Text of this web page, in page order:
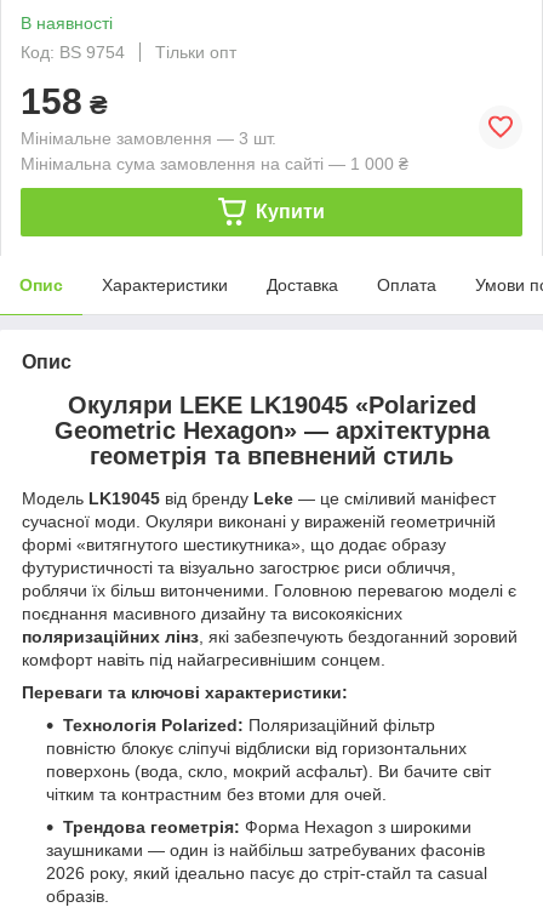
В наявності
Код: BS 9754
Тільки опт
158 ₴
Мінімальне замовлення — 3 шт.
Мінімальна сума замовлення на сайті — 1 000 ₴
Купити
Опис Характеристики Доставка Оплата Умови
Опис
Окуляри LEKE LK19045 «Polarized
Geometric Hexagon» — архітектурна
геометрія та впевнений стиль
Модель LK19045 від бренду Leke — це сміливий маніфест
сучасної моди. Окуляри виконані у вираженій геометричній
формі «витягнутого шестикутника», що додає образу
футуристичності та візуально загострює риси обличчя,
роблячи їх більш витонченими. Головною перевагою моделі є
поєднання масивного дизайну та високоякісних
поляризаційних лінз, які забезпечують бездоганний зоровий
комфорт навіть під найагресивнішим сонцем.
Переваги та ключові характеристики:
Технологія Polarized: Поляризаційний фільтр
повністю блокує сліпучі відблиски від горизонтальних
поверхонь (вода, скло, мокрий асфальт). Ви бачите світ
чітким та контрастним без втоми для очей.
Трендова геометрія: Форма Hexagon з широкими
заушниками — один із найбільш затребуваних фасонів
2026 року, який ідеально пасує до стріт-стайл та casual
образів.